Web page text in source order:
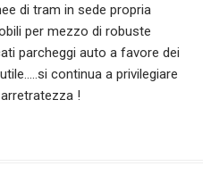
di tram in sede propria
per mezzo di robuste
parcheggi auto a favore dei
continua a privilegiare
!